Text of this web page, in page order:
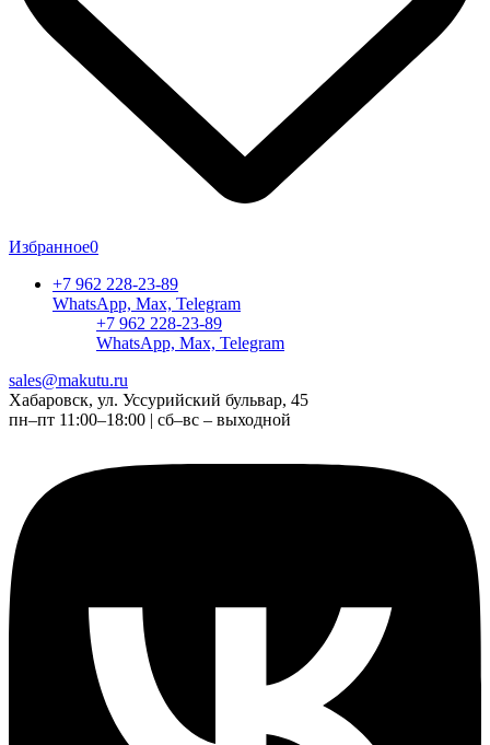
Избранное0
+7 962 228-23-89
WhatsApp, Max, Telegram
+7 962 228-23-89
WhatsApp, Max, Telegram
sales@makutu.ru
Хабаровск, ул. Уссурийский бульвар, 45
пн–пт 11:00–18:00 | сб–вс – выходной